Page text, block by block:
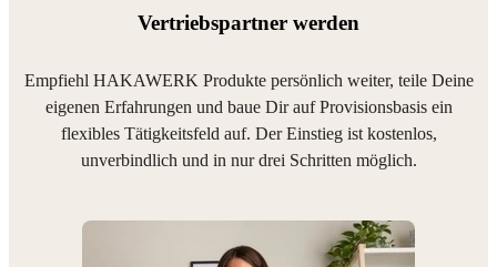
Vertriebspartner werden
Empfiehl HAKAWERK Produkte persönlich weiter, teile Deine
eigenen Erfahrungen und baue Dir auf Provisionsbasis ein
flexibles Tätigkeitsfeld auf. Der Einstieg ist kostenlos,
unverbindlich und in nur drei Schritten möglich.